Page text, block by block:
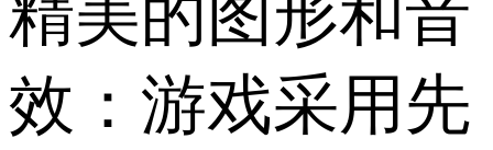
精美的图形和音
效：游戏采用先